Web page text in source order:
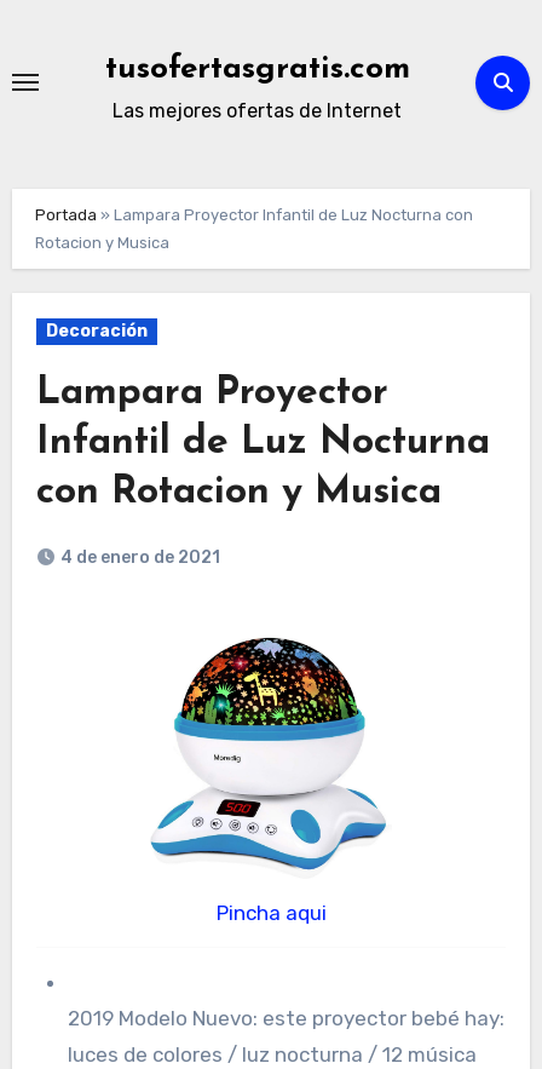
contenido
tusofertasgratis.com
Las mejores ofertas de Internet
Portada »Lampara Proyector Infantil de Luz Nocturna con
Rotacion y Musica
Decoración
Lampara Proyector
Infantil de Luz Nocturna
con Rotacion y Musica
4 de enero de 2021
Pincha aqui
2019 Modelo Nuevo: este proyector bebé hay:
luces de colores / luz nocturna / 12 música